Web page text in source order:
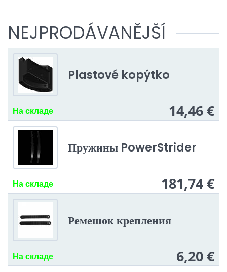
boty.
NEJPRODÁVANĚJŠÍ
Plastové kopýtko
На складе 14,46 €
Пружины PowerStrider
На складе 181,74 €
Ремешок крепления
На складе 6,20 €